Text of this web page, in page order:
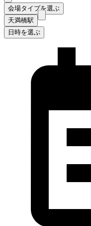
会場タイプを選ぶ
天満橋駅
日時を選ぶ